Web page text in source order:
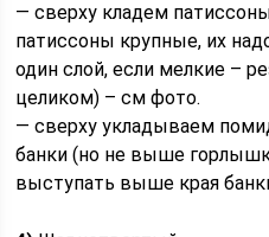
— сверху кладем
патиссоны крупные, их
один слой, если мелкие –
целиком) – см фото.
— сверху укладываем
банки (но не выше
выступать выше края